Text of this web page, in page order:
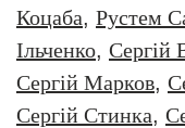
Коцаба, Рустем
Ільченко, Сергій
Сергій Марков,
Сергій Стинка,